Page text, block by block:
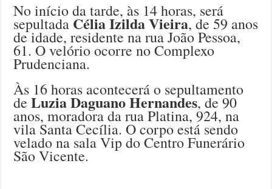
No início da tarde, às 14 horas, será
sepultada Célia Izilda Vieira, de 59 anos
de idade, residente na rua João Pessoa,
61. O velório ocorre no Complexo
Prudenciana.
Às 16 horas acontecerá o sepultamento
deLuzia Daguano Hernandes, de 90
anos, moradora da rua Platina, 924, na
vila Santa Cecília. O corpo está sendo
velado na sala Vip do Centro Funerário
São Vicente.